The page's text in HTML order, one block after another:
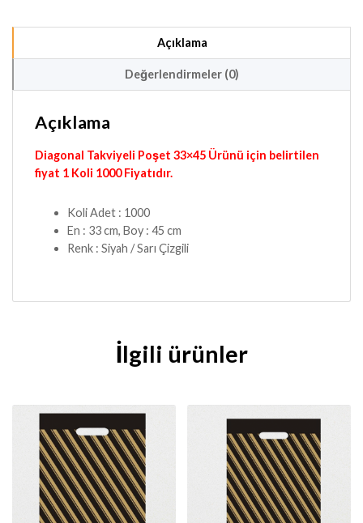
Açıklama
Değerlendirmeler (0)
Açıklama
Diagonal Takviyeli Poşet 33×45 Ürünü için belirtilen
fiyat 1 Koli 1000 Fiyatıdır.
Koli Adet : 1000
En : 33 cm, Boy : 45 cm
Renk : Siyah / Sarı Çizgili
İlgili ürünler